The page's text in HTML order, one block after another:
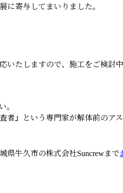
に寄与してまいりました。
たしますので、施工をご検討
。
』という専門家が解体前のア
県牛久市の株式会社Suncrewまで